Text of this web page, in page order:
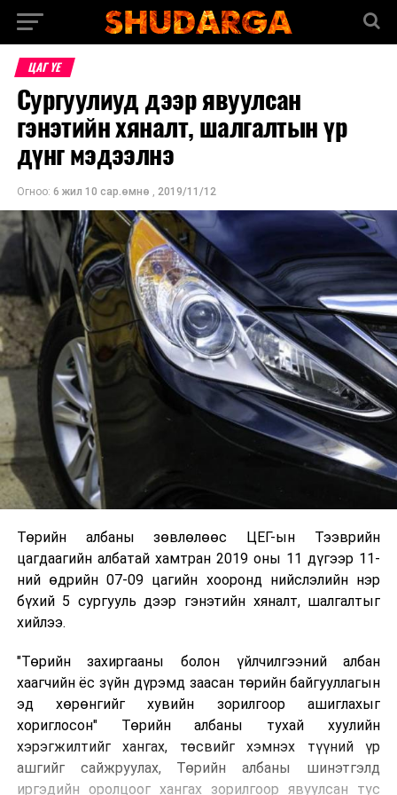
ЦАГ ҮЕ
Сургуулиуд дээр явуулсан
гэнэтийн хяналт, шалгалтын үр
дүнг мэдээлнэ
Огноо: 6 жил 10 сар.өмнө , 2019/11/12
Төрийн албаны зөвлөлөөс ЦЕГ-ын Тээврийн
цагдаагийн албатай хамтран 2019 оны 11 дүгээр 11-
ний өдрийн 07-09 цагийн хооронд нийслэлийн нэр
бүхий 5 сургууль дээр гэнэтийн хяналт, шалгалтыг
хийлээ.
"Төрийн захиргааны болон үйлчилгээний албан
хаагчийн ёс зүйн дүрэмд заасан төрийн байгууллагын
эд хөрөнгийг хувийн зорилгоор ашиглахыг
хориглосон" Төрийн албаны тухай хуулийн
хэрэгжилтийг хангах, төсвийг хэмнэх түүний үр
ашгийг сайжруулах, Төрийн албаны шинэтгэлд
иргэдийн оролцоог хангах зорилгоор явуулсан тус